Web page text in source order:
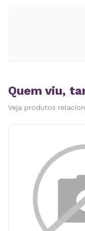
Quem viu,
Veja produtos